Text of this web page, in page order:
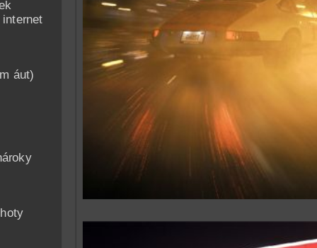
áut)